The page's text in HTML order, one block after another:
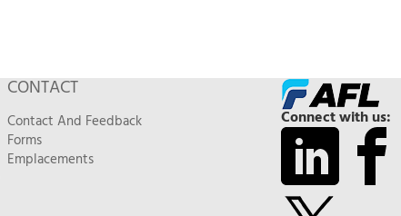
CONTACT
Contact And Feedback
Forms
Emplacements
Connect with us: